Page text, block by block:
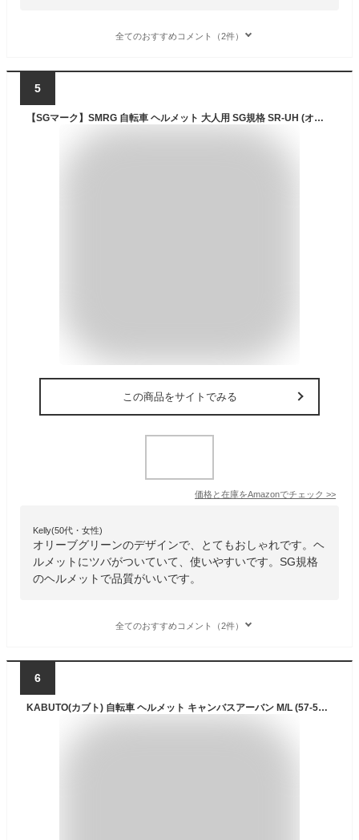
全てのおすすめコメント（2件）
5
【SGマーク】SMRG 自転車 ヘルメット 大人用 SG規格 SR-UH (オリーブ, M/L(55～60㎝))
この商品をサイトでみる
価格と在庫をAmazonでチェック >>
Kelly(50代・女性)
オリーブグリーンのデザインで、とてもおしゃれです。ヘ
ルメットにツバがついていて、使いやすいです。SG規格
のヘルメットで品質がいいです。
全てのおすすめコメント（2件）
6
KABUTO(カブト) 自転車 ヘルメット キャンバスアーバン M/L (57-59㎝) マットブラック JCF推奨